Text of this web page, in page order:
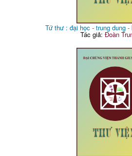
Tứ thư : đại học - trung dung
Tác giả: Đoàn